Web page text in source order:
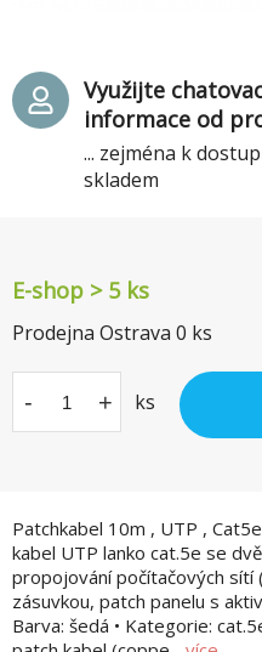
Patchkabel 10m , UTP ,
kabel UTP lanko cat.5e se
propojování počítačových sítí
zásuvkou, patch panelu s
Barva: šedá • Kategorie:
E-shop > 5 ks
Prodejna Ostrava 0 ks
- + ks
Využijte
informace od
... zejména k
skladem